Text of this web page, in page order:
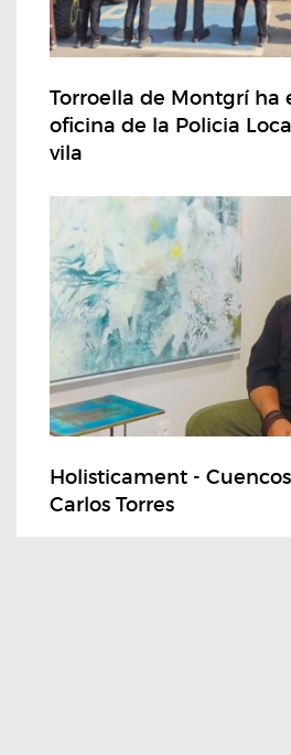
Torroella de Montgrí ha
oficina de la Policia
vila
Holisticament -
Carlos Torres